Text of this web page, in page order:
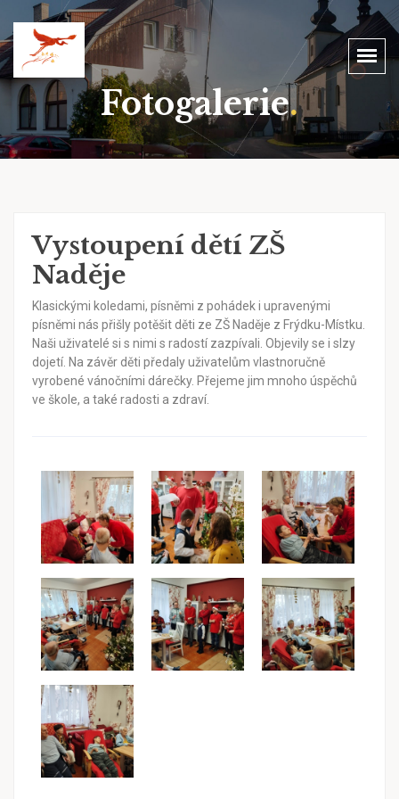
Fotogalerie.
Vystoupení dětí ZŠ
Naděje
Klasickými koledami, písněmi z pohádek i upravenými
písněmi nás přišly potěšit děti ze ZŠ Naděje z Frýdku-Místku.
Naši uživatelé si s nimi s radostí zazpívali. Objevily se i slzy
dojetí. Na závěr děti předaly uživatelům vlastnoručně
vyrobené vánočními dárečky. Přejeme jim mnoho úspěchů
ve škole, a také radosti a zdraví.